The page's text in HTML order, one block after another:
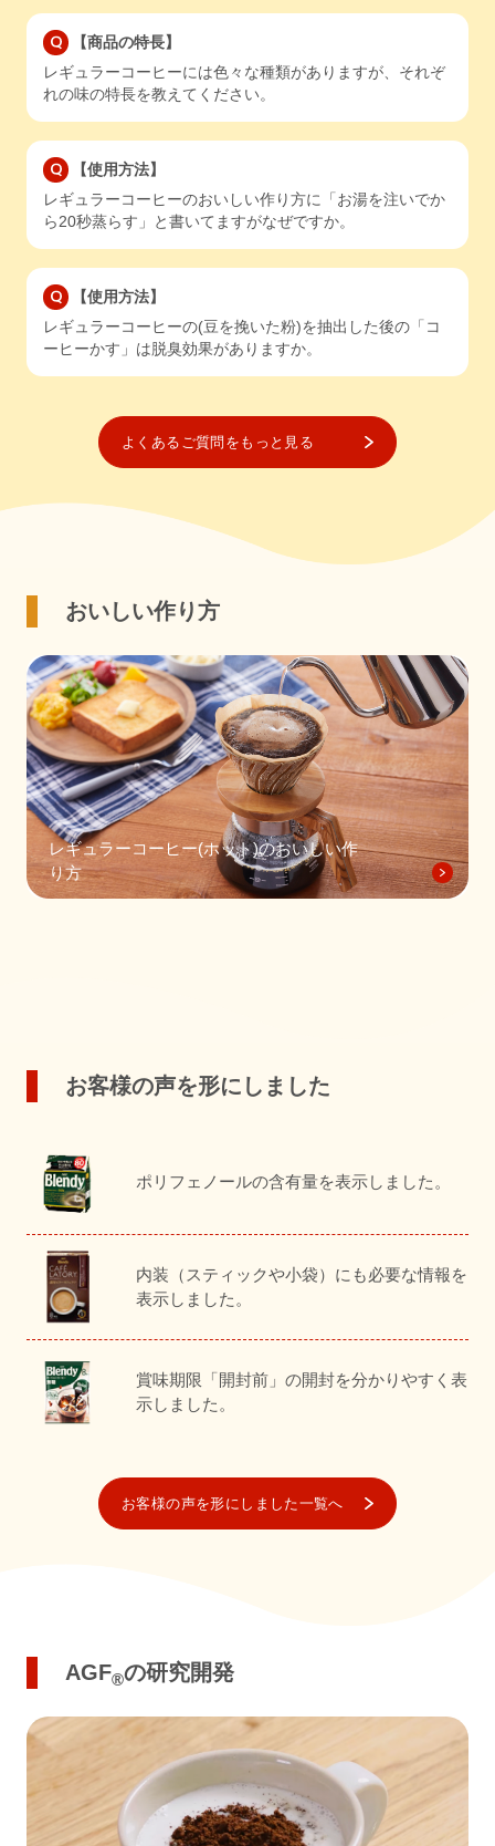
【商品の特長】
レギュラーコーヒーには色々な種類がありますが、それぞ
れの味の特長を教えてください。
【使用方法】
レギュラーコーヒーのおいしい作り方に「お湯を注いでか
ら20秒蒸らす」と書いてますがなぜですか。
【使用方法】
レギュラーコーヒーの(豆を挽いた粉)を抽出した後の「コ
ーヒーかす」は脱臭効果がありますか。
よくあるご質問をもっと見る
おいしい作り方
レギュラーコーヒー(ホット)のおいしい作
り方
お客様の声を形にしました
ポリフェノールの含有量を表示しました。
内装（スティックや小袋）にも必要な情報を
表示しました。
賞味期限「開封前」の開封を分かりやすく表
示しました。
お客様の声を形にしました一覧へ
AGF®の研究開発